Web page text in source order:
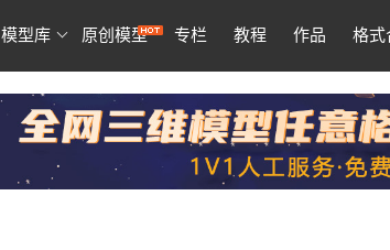
模型库 原创模型 专栏 教程 作品 格式